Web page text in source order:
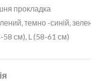
прокладка
темно -синій,
58 см), L (58-61 см)